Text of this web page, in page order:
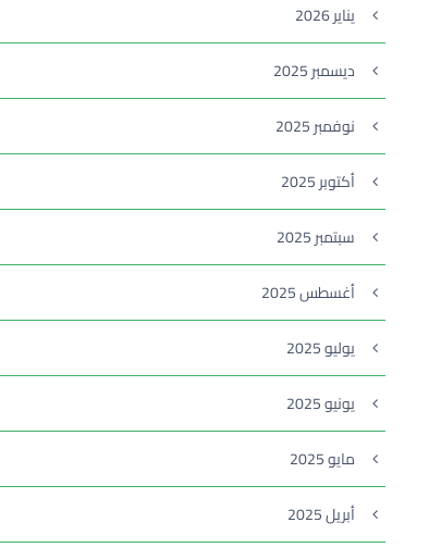
يناير 2026
ديسمبر 2025
نوفمبر 2025
أكتوبر 2025
سبتمبر 2025
أغسطس 2025
يوليو 2025
يونيو 2025
مايو 2025
أبريل 2025